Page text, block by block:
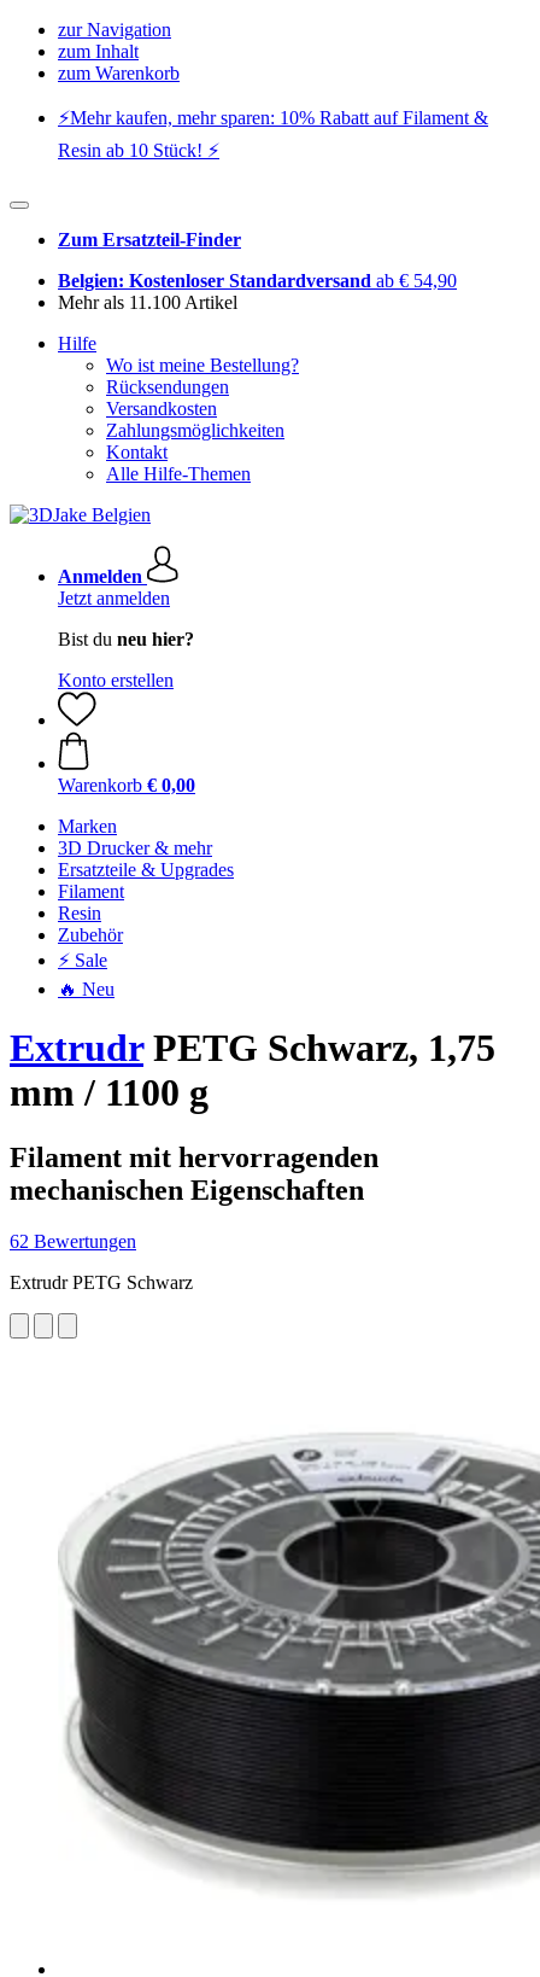
zur Navigation
zum Inhalt
zum Warenkorb
⚡️Mehr kaufen, mehr sparen: 10% Rabatt auf Filament &
Resin ab 10 Stück! ⚡️
Zum Ersatzteil-Finder
Belgien: Kostenloser Standardversand ab € 54,90
Mehr als 11.100 Artikel
Hilfe
Wo ist meine Bestellung?
Rücksendungen
Versandkosten
Zahlungsmöglichkeiten
Kontakt
Alle Hilfe-Themen
Anmelden
Jetzt anmelden
Bist du neu hier?
Konto erstellen
Warenkorb € 0,00
Marken
3D Drucker & mehr
Ersatzteile & Upgrades
Filament
Resin
Zubehör
⚡ Sale
🔥 Neu
ExtrudrPETG Schwarz, 1,75
mm / 1100 g
Filament mit hervorragenden
mechanischen Eigenschaften
62 Bewertungen
Extrudr PETG Schwarz